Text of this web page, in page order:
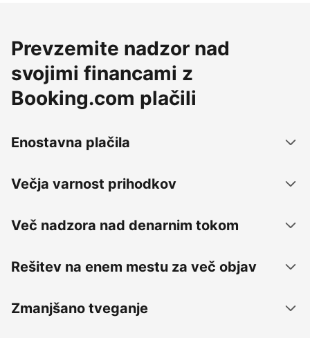
Prevzemite nadzor nad
svojimi financami z
Booking.com plačili
Enostavna plačila
Večja varnost prihodkov
Več nadzora nad denarnim tokom
Rešitev na enem mestu za več objav
Zmanjšano tveganje